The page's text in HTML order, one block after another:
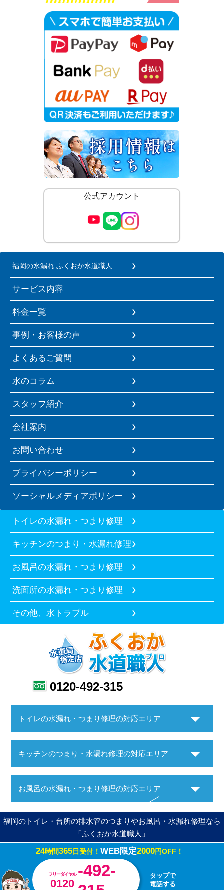
公式アカウント
福岡の水漏れ ふくおか水道職人
サービス内容
料金一覧
事例・お客様の声
よくあるご質問
水のコラム
スタッフ紹介
会社案内
お問い合わせ
プライバシーポリシー
ソーシャルメディアポリシー
トイレの水漏れ・つまり修理
キッチンのつまり・水漏れ修理
お風呂の水漏れ・つまり修理
洗面所の水漏れ・つまり修理
その他、水トラブル
0120-492-315
トイレの水漏れ・つまり修理の対応エリア
キッチンのつまり・水漏れ修理の対応エリア
お風呂の水漏れ・つまり修理の対応エリア
福岡のトイレ・台所の排水管のつまりやお風呂・水漏れ修理なら
「ふくおか水道職人」
Copyright ©ふくおか水道職人. All Rights Reserved.
24時間365日受付！ WEB限定2000円OFF！
フリーダイヤル
0120
-492-
タップで
電話する